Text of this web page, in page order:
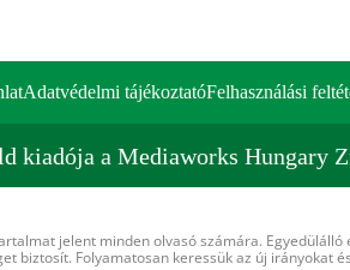
Adatvédelmi tájékoztatóFelhasználási
kiadója a Mediaworks Hungary
jelent minden olvasó számára.
biztosít. Folyamatosan keressük az új irányokat